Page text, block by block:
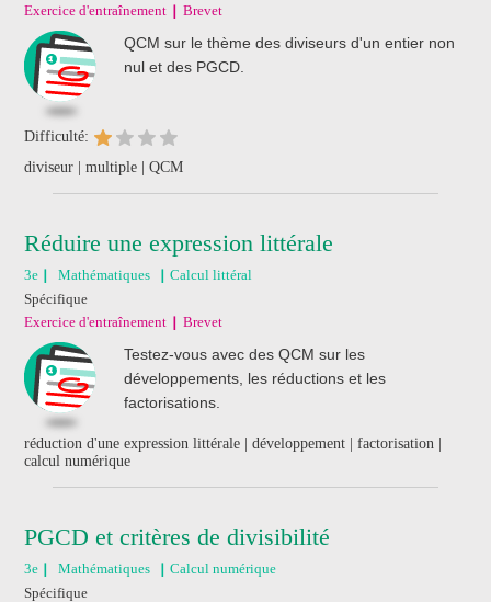
Exercice d'entraînement
Brevet
QCM sur le thème des diviseurs d'un entier non
nul et des PGCD.
Difficulté:
diviseur | multiple | QCM
Réduire une expression littérale
3e Mathématiques
Calcul littéral
Spécifique
Exercice d'entraînement
Brevet
Testez-vous avec des QCM sur les
développements, les réductions et les
factorisations.
réduction d'une expression littérale | développement | factorisation |
calcul numérique
PGCD et critères de divisibilité
3e Mathématiques
Calcul numérique
Spécifique